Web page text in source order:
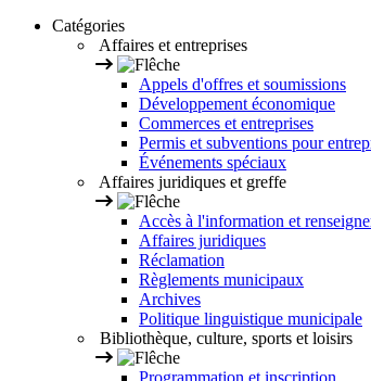
Catégories
Affaires et entreprises
Appels d'offres et soumissions
Développement économique
Commerces et entreprises
Permis et subventions pour
Événements spéciaux
Affaires juridiques et greffe
Accès à l'information et
Affaires juridiques
Réclamation
Règlements municipaux
Archives
Politique linguistique municipale
Bibliothèque, culture, sports et loisirs
Programmation et inscription